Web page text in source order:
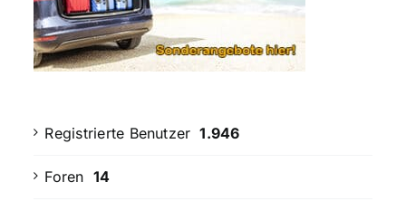
Registrierte Benutzer 1.946
Foren 14